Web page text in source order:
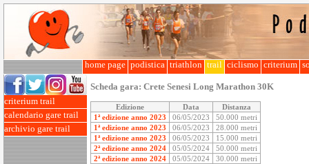
home page podistica triathlon trail ciclismo criterium
criterium trail
calendario gare trail
archivio gare trail
Scheda gara: Crete Senesi Long Marathon 30K
Edizione Data
Distanza
1ª edizione anno 2023
06/05/2023
50.000 metri
1ª edizione anno 2023
06/05/2023
28.000 metri
1ª edizione anno 2023
06/05/2023
15.000 metri
2ª edizione anno 2024
05/05/2024
50.000 metri
2ª edizione anno 2024
05/05/2024
30.000 metri